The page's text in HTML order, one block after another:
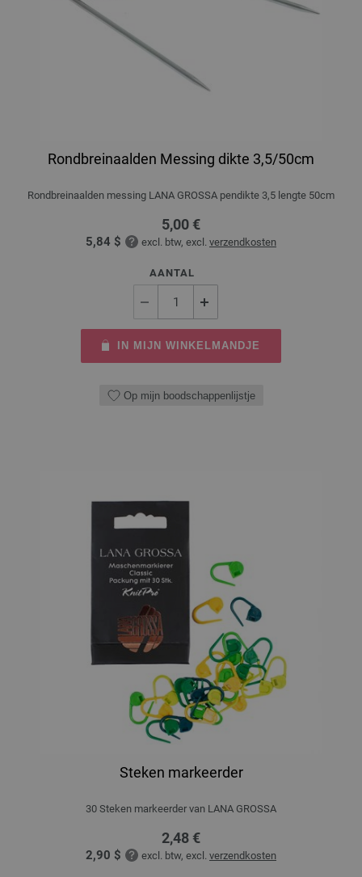
Rondbreinaalden Messing dikte 3,5/50cm
Rondbreinaalden messing LANA GROSSA pendikte 3,5 lengte 50cm
5,00 €
5,84 $ excl. btw, excl. verzendkosten
AANTAL
IN MIJN WINKELMANDJE
Op mijn boodschappenlijstje
Steken markeerder
30 Steken markeerder van LANA GROSSA
2,48 €
2,90 $ excl. btw, excl. verzendkosten